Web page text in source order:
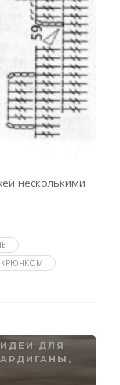
несколькими
КРЮЧКОМ
ИДЕИ ДЛЯ